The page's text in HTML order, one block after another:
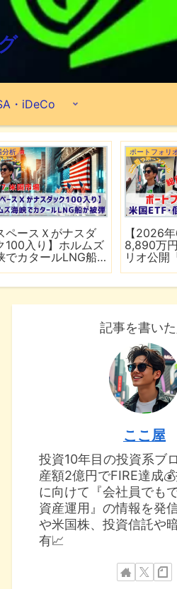
・iDeCo
分析
ペースＸがナスダ
100入り】ホルムズ
でカタールLNG船
ポートフォリ
【2026
8,890万
リオ公開
記事を書い
ここ屋
投資10年目の投資系ブ
産額2億円でFIRE達成
に向けて『会社員でも
資産運用』の情報を発
や米国株、投資信託や
有📈